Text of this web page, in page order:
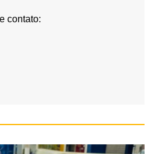
contato: